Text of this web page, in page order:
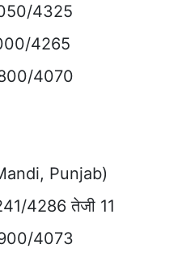
4325
4265
4070
Punjab)
4286 तेजी 11
4073